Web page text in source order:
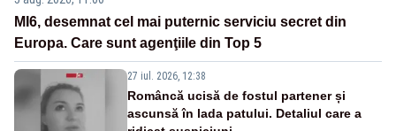
MI6, desemnat cel mai puternic serviciu secret din
Europa. Care sunt agenţiile din Top 5
27 iul. 2026, 12:38
Româncă ucisă de fostul partener și
ascunsă în lada patului. Detaliul care a